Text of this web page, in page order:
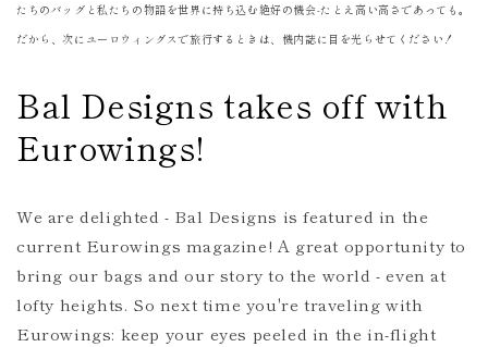
たちのバッグと私たちの物語を世界に持ち込む絶好の機会-たとえ高い高さであっても。
だから、次にユーロウィングスで旅行するときは、機内誌に目を光らせてください！
Bal Designs takes off with
Eurowings!
We are delighted - Bal Designs is featured in the
current Eurowings magazine! A great opportunity to
bring our bags and our story to the world - even at
lofty heights. So next time you're traveling with
Eurowings: keep your eyes peeled in the in-flight